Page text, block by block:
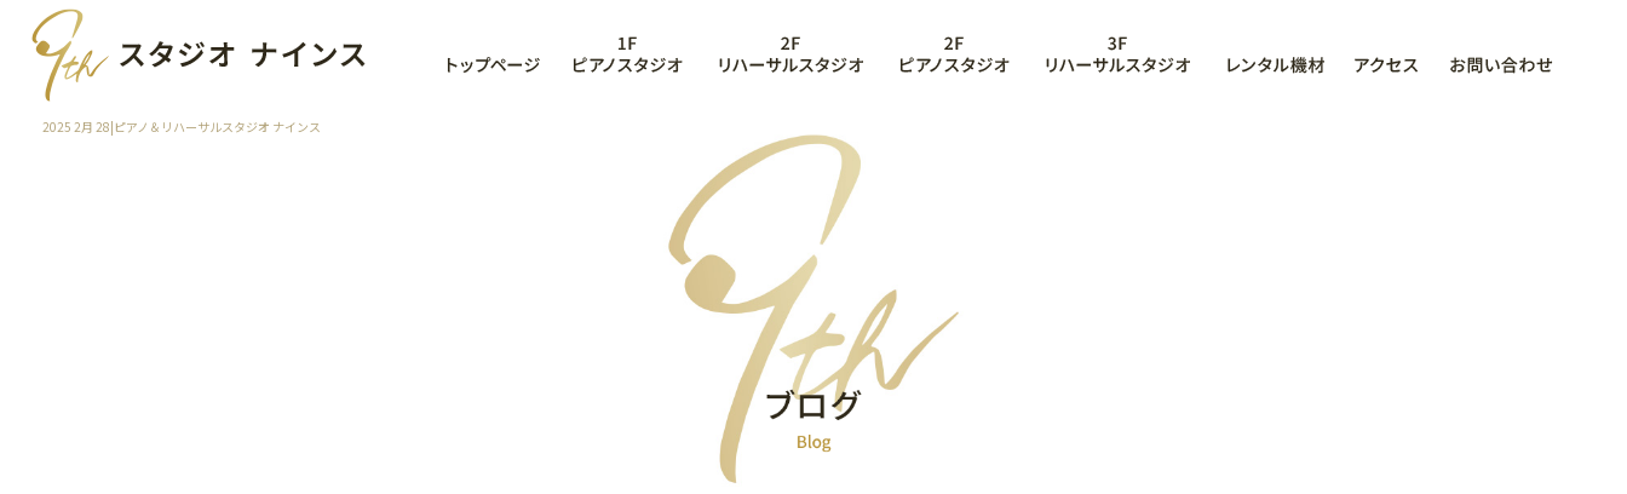
2025 2月 28|ピアノ＆リハーサルスタジオ ナインス